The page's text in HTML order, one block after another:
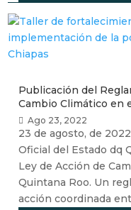
Publicación del
Cambio Climático en
Ago 23, 2022
23 de agosto, de
Oficial del Estado dq
Ley de Acción de
Quintana Roo. Un
acción coordinada